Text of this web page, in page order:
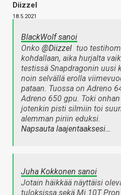
Diizzel
18.5.2021
BlackWolf sanoi
Onko @Diizzel tuo
kohdallaan, aika hurjalta
testissä Snapdragonin uusi
noin selvällä erolla
pataan. Tuossa on Adreno
Adreno 650 gpu. Toki
jotenkin pisti silmiin toi
alemman piriin eduksi.
Napsauta laajentaaksesi…
Juha Kokkonen sanoi
Jotain häikkää näyttäisi
tuloksissa sekä Mi 10T